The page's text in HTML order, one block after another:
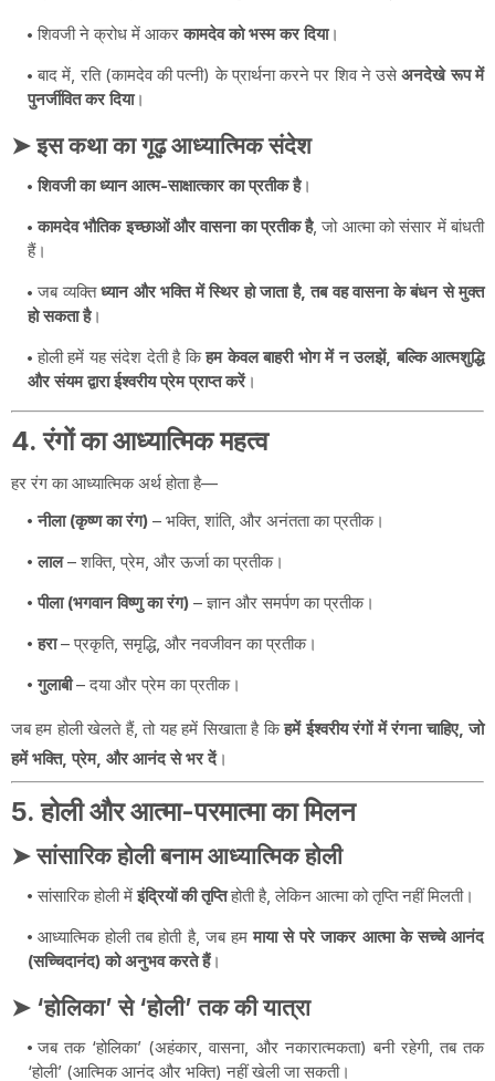
शिवजी ने क्रोध में आकरकामदेव को भस्म कर दिया।
बाद में, रति (कामदेव की पत्नी) के प्रार्थना करने पर शिव ने उसेअनदेखे रूप में
पुनर्जीवित कर दिया।
➤ इस कथा का गूढ़ आध्यात्मिक संदेश
शिवजी का ध्यान आत्म-साक्षात्कार का प्रतीक है।
कामदेव भौतिक इच्छाओं और वासना का प्रतीक है, जो आत्मा को संसार में बांधती
हैं।
जब व्यक्तिध्यान और भक्ति में स्थिर हो जाता है, तब वह वासना के बंधन से मुक्त
हो सकता है।
होली हमें यह संदेश देती है किहम केवल बाहरी भोग में न उलझें, बल्कि आत्मशुद्धि
और संयम द्वारा ईश्वरीय प्रेम प्राप्त करें।
4. रंगों का आध्यात्मिक महत्व
हर रंग का आध्यात्मिक अर्थ होता है—
नीला (कृष्ण का रंग) – भक्ति, शांति, और अनंतता का प्रतीक।
लाल– शक्ति, प्रेम, और ऊर्जा का प्रतीक।
पीला (भगवान विष्णु का रंग) – ज्ञान और समर्पण का प्रतीक।
हरा– प्रकृति, समृद्धि, और नवजीवन का प्रतीक।
गुलाबी– दया और प्रेम का प्रतीक।
जब हम होली खेलते हैं, तो यह हमें सिखाता है किहमें ईश्वरीय रंगों में रंगना चाहिए, जो
हमें भक्ति, प्रेम, और आनंद से भर दें।
5. होली और आत्मा-परमात्मा का मिलन
➤ सांसारिक होली बनाम आध्यात्मिक होली
सांसारिक होली मेंइंद्रियों की तृप्तिहोती है, लेकिन आत्मा को तृप्ति नहीं मिलती।
आध्यात्मिक होली तब होती है, जब हममाया से परे जाकर आत्मा के सच्चे आनंद
(सच्चिदानंद) को अनुभव करते हैं।
➤ ‘होलिका’ से ‘होली’ तक की यात्रा
जब तक ‘होलिका’ (अहंकार, वासना, और नकारात्मकता) बनी रहेगी, तब तक
‘होली’ (आत्मिक आनंद और भक्ति) नहीं खेली जा सकती।